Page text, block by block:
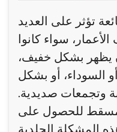
تؤثر على العديد
سواء كانوا
يظهر بشكل خفيف،
السوداء، أو بشكل
وتجمعات صديدية.
للحصول على
المشكلة الجلدية